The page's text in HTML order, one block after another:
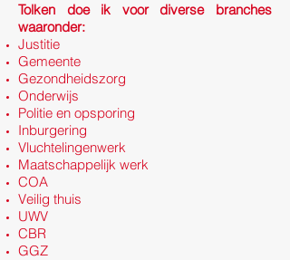
Tolken doe ik voor diverse branches
waaronder:
Justitie
Gemeente
Gezondheidszorg
Onderwijs
Politie en opsporing
Inburgering
Vluchtelingenwerk
Maatschappelijk werk
COA
Veilig thuis
UWV
CBR
GGZ